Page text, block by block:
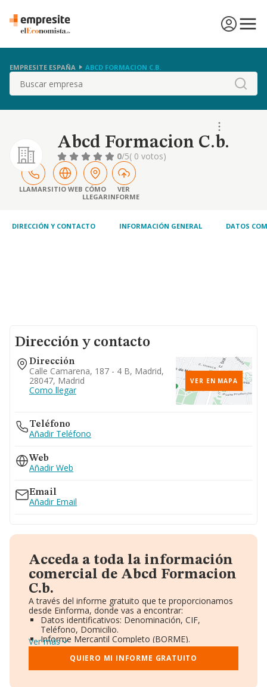
EMPRESITE ESPAÑA ABCD FORMACION C.B.
Buscar
Abcd Formacion C.b.
0/5( 0 votos)
LLAMARSITIO WEB CÓMO
LLEGAR
VER
INFORME
DIRECCIÓN Y CONTACTO INFORMACIÓN GENERAL DATOS
Dirección y contacto
Dirección
Calle Camarena, 187 - 4 B, Madrid,
28047, Madrid
Como llegar
VER EN MAPA
Teléfono
Añadir Teléfono
Web
Añadir Web
Email
Añadir Email
Acceda a toda la información
comercial de Abcd Formacion
C.b.
A través del informe gratuito que te proporcionamos
desde Einforma, donde vas a encontrar:
Datos identificativos: Denominación, CIF,
Teléfono, Domicilio.
Informe Mercantil Completo (BORME).
Gráficos de Evolución Ventas y Empleados.
Consejo de Administración y Administradores.
Directivos y Ejecutivos.
Ver más
QUIERO MI INFORME GRATUITO